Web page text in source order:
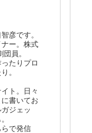
彦です。
ー。株式
員。
たりプロ
。
ト。日々
書いてお
ジェッ
で発信